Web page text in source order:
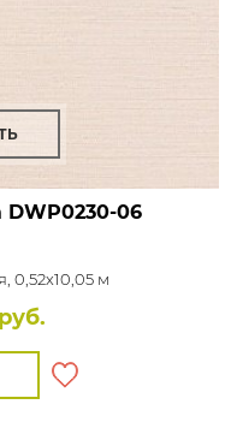
DWP0230-06
0,52x10,05 м